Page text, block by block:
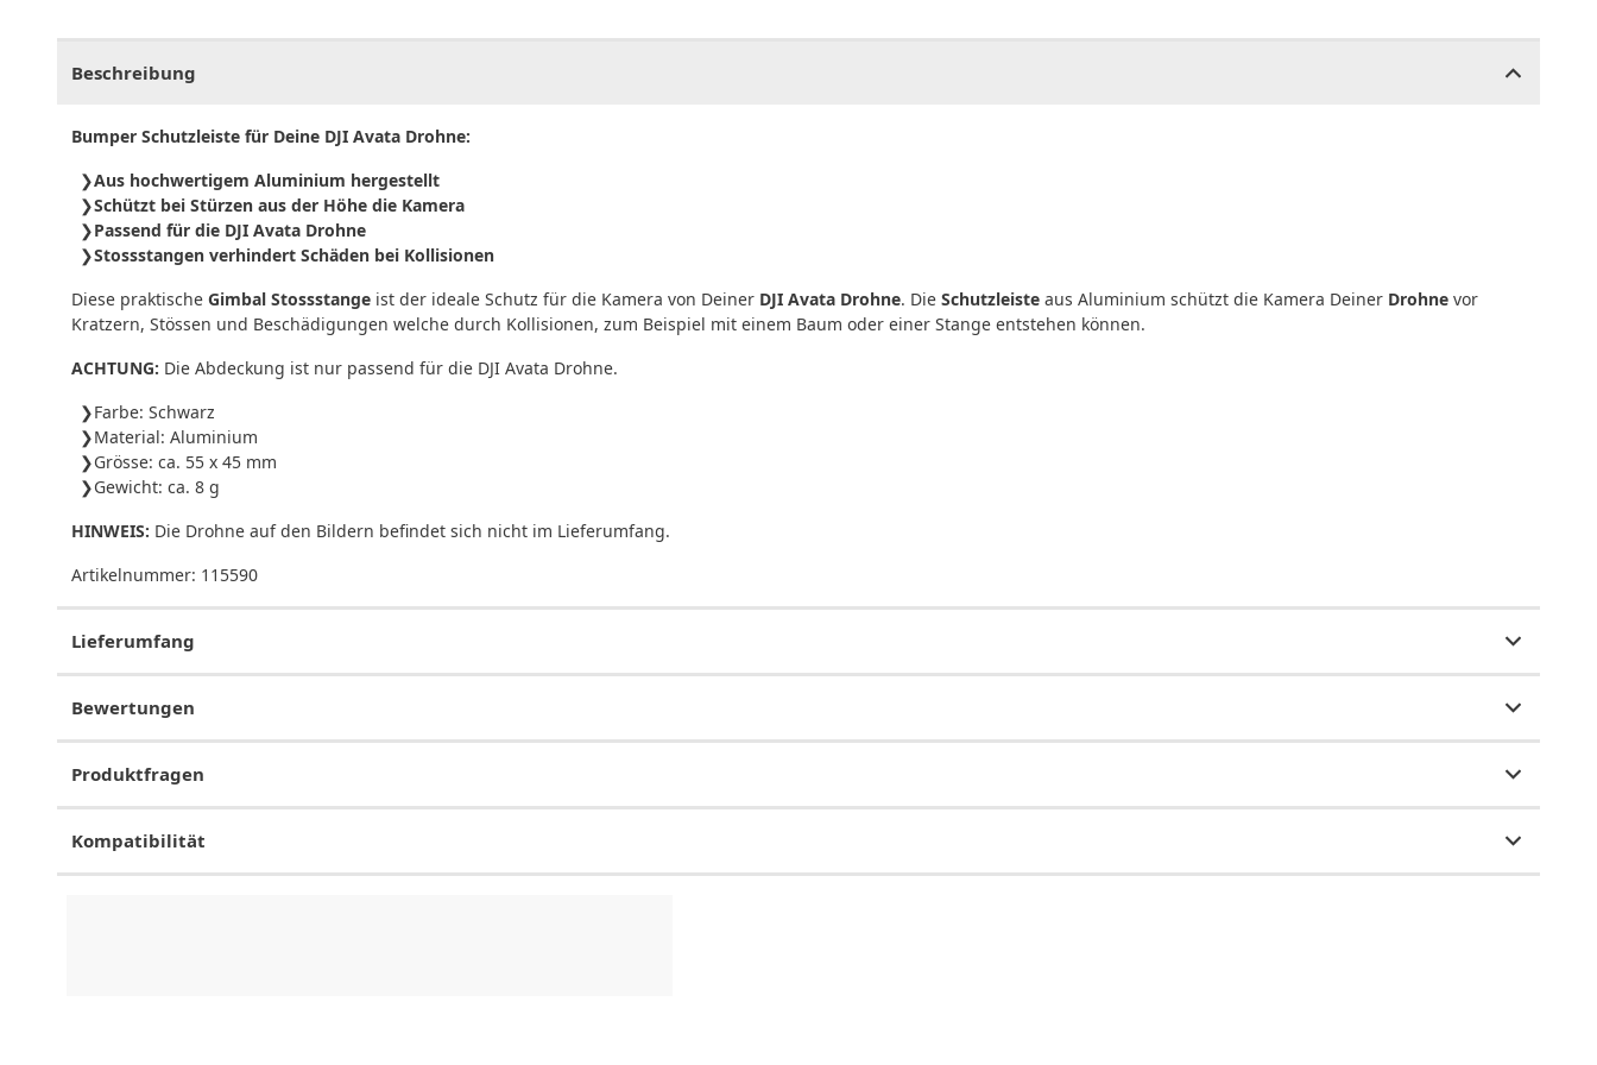
Beschreibung
Bumper Schutzleiste für Deine DJI Avata Drohne:
Aus hochwertigem Aluminium hergestellt
Schützt bei Stürzen aus der Höhe die Kamera
Passend für die DJI Avata Drohne
Stossstangen verhindert Schäden bei Kollisionen
Diese praktische Gimbal Stossstange ist der ideale Schutz für die Kamera von Deiner DJI Avata Drohne. Die Schutzleiste aus Aluminium schützt die Kamera Deiner Drohne vor
Kratzern, Stössen und Beschädigungen welche durch Kollisionen, zum Beispiel mit einem Baum oder einer Stange entstehen können.
ACHTUNG: Die Abdeckung ist nur passend für die DJI Avata Drohne.
Farbe: Schwarz
Material: Aluminium
Grösse: ca. 55 x 45 mm
Gewicht: ca. 8 g
HINWEIS: Die Drohne auf den Bildern befindet sich nicht im Lieferumfang.
Artikelnummer: 115590
Lieferumfang
Bewertungen
Produktfragen
Kompatibilität